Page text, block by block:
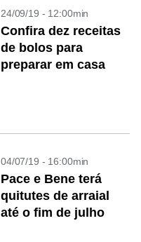
24/09/19 - 12:00min
Confira dez receitas
de bolos para
preparar em casa
04/07/19 - 16:00min
Pace e Bene terá
quitutes de arraial
até o fim de julho